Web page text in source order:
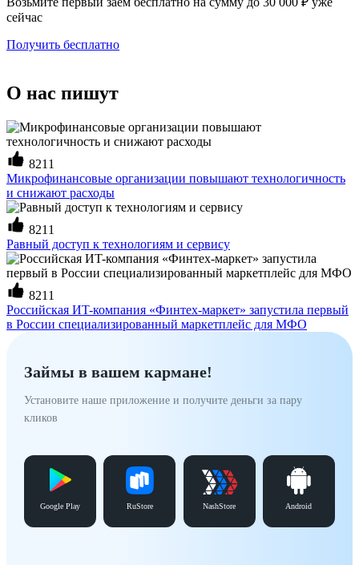
сейчас
Получить бесплатно
О нас пишут
8211
Микрофинансовые организации повышают технологичность
и снижают расходы
8211
Равный доступ к технологиям и сервису
8211
Российская ИT-компания «Финтех-маркет» запустила первый
в России специализированный маркетплейс для МФО
Займы в вашем кармане!
Установите наше приложение и получите деньги за пару
кликов
Google Play RuStore NashStore Android